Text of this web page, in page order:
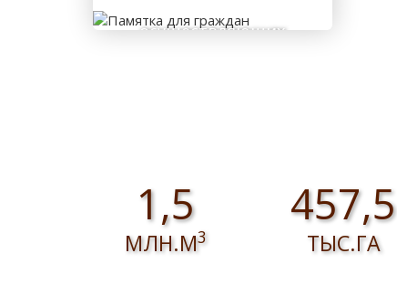
осуществляющих
1,5
МЛН.М3
457,5
ТЫС.ГА